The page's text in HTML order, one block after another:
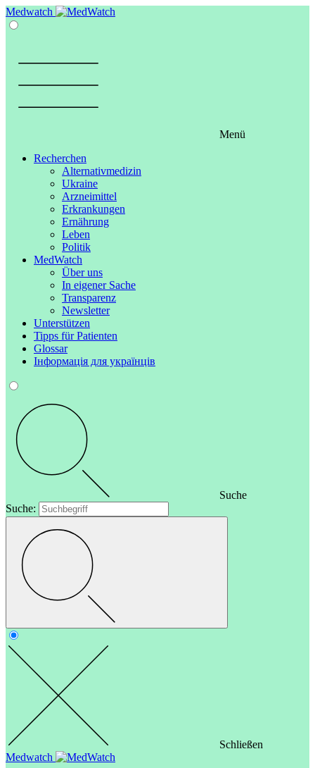
Springe
zum
Medwatch
Menü
Recherchen
Alternativmedizin
Ukraine
Arzneimittel
Erkrankungen
Ernährung
Leben
Politik
MedWatch
Über uns
In eigener Sache
Transparenz
Newsletter
Unterstützen
Tipps für Patienten
Glossar
Інформація для українців
Suche
Suche:
Schließen
Medwatch